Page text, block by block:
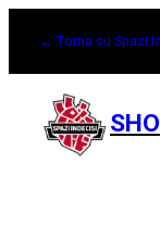
contenuto
← Torna su Spazi